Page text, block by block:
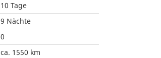
10 Tage
9 Nächte
0
ca. 1550 km